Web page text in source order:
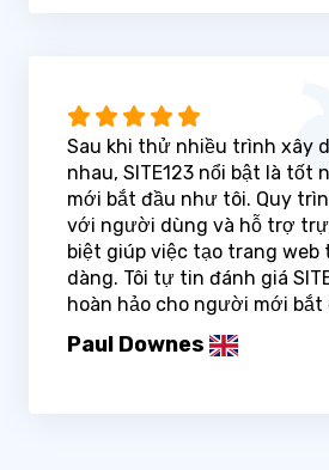
Sau khi thử nhiều trình xây
nhau, SITE123 nổi bật là tốt
mới bắt đầu như tôi. Quy
với người dùng và hỗ trợ
biệt giúp việc tạo trang web
dàng. Tôi tự tin đánh giá
hoàn hảo cho người mới bắt
Paul Downes